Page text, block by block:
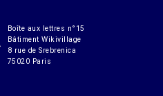
Boîte aux lettres n°15
Bâtiment Wikivillage
8 rue de Srebrenica
75020 Paris